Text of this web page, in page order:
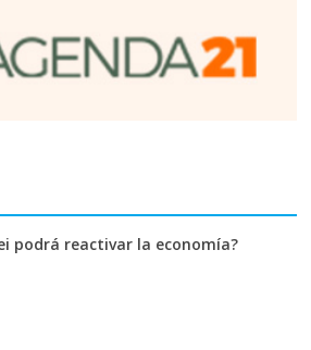
podrá reactivar la economía?